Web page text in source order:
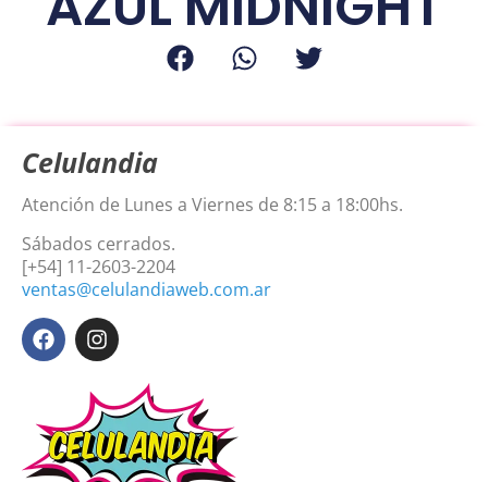
Celulandia
Atención de Lunes a Viernes de 8:15 a 18:00hs.
Sábados cerrados.
[+54] 11-2603-2204
ventas@celulandiaweb.com.ar